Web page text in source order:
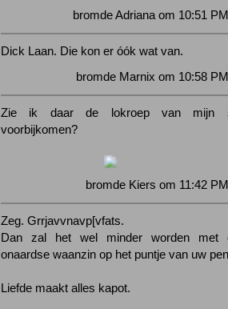
bromde Adriana om 10:51
Dick Laan. Die kon er óók wat van.
bromde Marnix om 10:58
Zie ik daar de lokroep van mijn
voorbijkomen?
bromde Kiers om 11:42
Zeg. Grrjavvnavp[vfats.
Dan zal het wel minder worden met
onaardse waanzin op het puntje van uw
Liefde maakt alles kapot.